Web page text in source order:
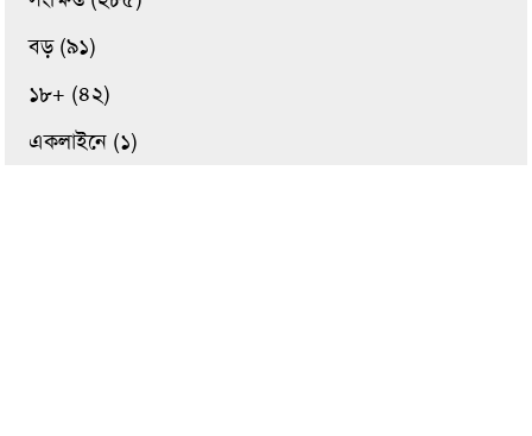
বড় (৯১)
১৮+ (৪২)
একলাইনে (১)